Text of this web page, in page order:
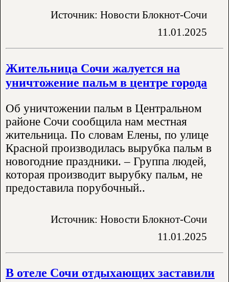
Источник: Новости Блокнот-Сочи
11.01.2025
Жительница Сочи жалуется на
уничтожение пальм в центре города
Об уничтожении пальм в Центральном
районе Сочи сообщила нам местная
жительница. По словам Елены, по улице
Красной производилась вырубка пальм в
новогодние праздники. – Группа людей,
которая производит вырубку пальм, не
предоставила порубочный..
Источник: Новости Блокнот-Сочи
11.01.2025
В отеле Сочи отдыхающих заставили